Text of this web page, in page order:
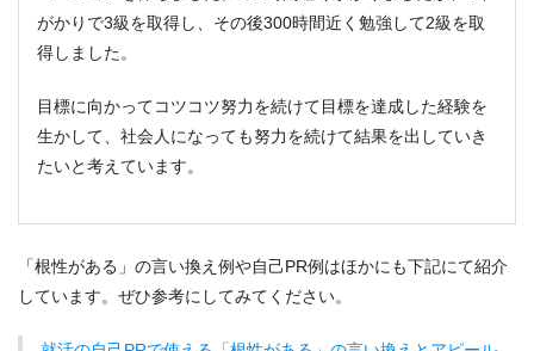
がかりで3級を取得し、その後300時間近く勉強して2級を取
得しました。
目標に向かってコツコツ努力を続けて目標を達成した経験を
生かして、社会人になっても努力を続けて結果を出していき
たいと考えています。
「根性がある」の言い換え例や自己PR例はほかにも下記にて紹介
しています。ぜひ参考にしてみてください。